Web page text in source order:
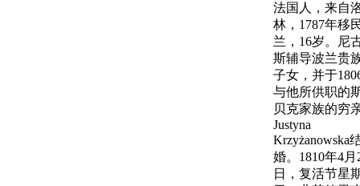
法国人，来自
林，1787年移
兰，16岁。尼
斯辅导波兰贵
子女，并于
与他所供职的
贝克家族的穷
Justyna
Krzyżanowska
婚。1810年4月
日，复活节星